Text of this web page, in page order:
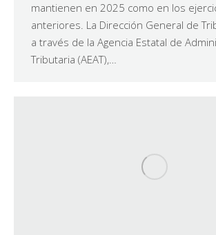
mantienen en 2025 como en los
anteriores. La Dirección General de
a través de la Agencia Estatal de
Tributaria (AEAT),…